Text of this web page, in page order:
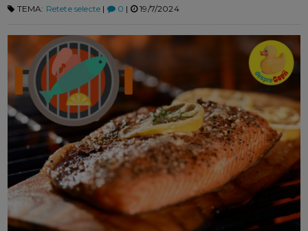
TEMA: Retete selecte | 0 | 19/7/2024